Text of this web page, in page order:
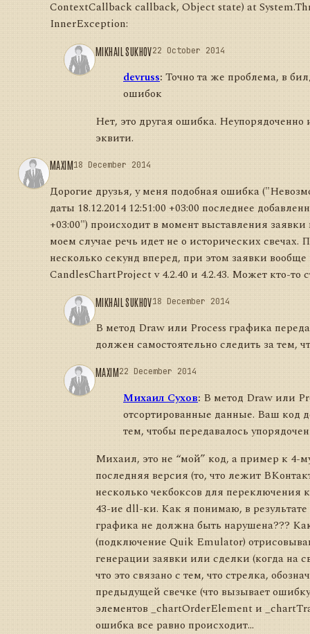
ContextCallback callback, Object state) at
InnerException:
MIKHAIL SUKHOV22 October 2014
devruss: Точно та же проблема, в
ошибок
Нет, это другая ошибка.
эквити.
MAXIM18 December 2014
Дорогие друзья, у меня подобная ошибка
даты 18.12.2014 12:51:00 +03:00 последнее
+03:00") происходит в момент выставления
моем случае речь идет не о исторических
несколько секунд вперед, при этом заявки
CandlesChartProject v 4.2.40 и 4.2.43. Может кто-то
MIKHAIL SUKHOV18 December 2014
В метод Draw или Process графика
должен самостоятельно следить за тем,
MAXIM22 December 2014
Михаил Сухов: В метод Draw или
отсортированные данные. Ваш код
тем, чтобы передавалось
Михаил, это не “мой” код, а пример к 4-
последняя версия (то, что лежит
несколько чекбоксов для переключения
43-ие dll-ки. Как я понимаю, в
графика не должна быть нарушена???
(подключение Quik Emulator)
генерации заявки или сделки (когда на
что это связано с тем, что стрелка,
предыдущей свечке (что вызывает
элементов _chartOrderElement и
ошибка все равно происходит...